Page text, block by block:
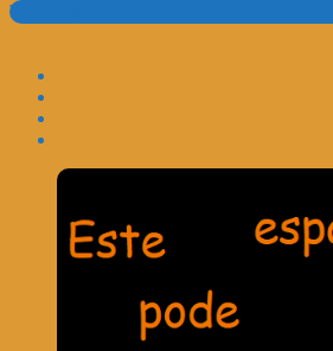
Translate: